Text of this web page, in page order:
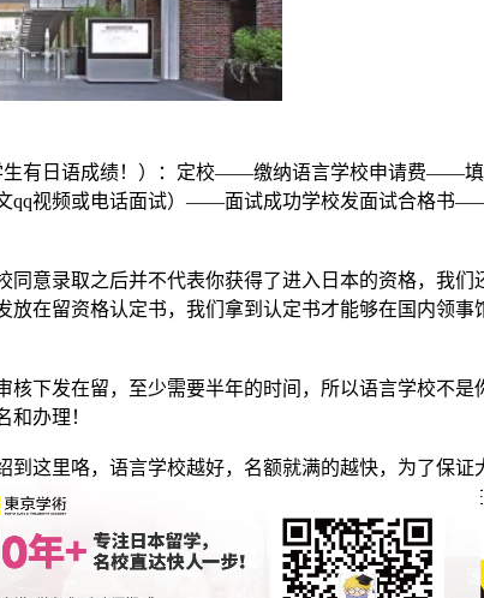
有日语成绩！）：定校——缴纳语言学校申请费——
qq视频或电话面试）——面试成功学校发面试合格书
意录取之后并不代表你获得了进入日本的资格，我们
在留资格认定书，我们拿到认定书才能够在国内领事
下发在留，至少需要半年的时间，所以语言学校不是
办理！
这里咯，语言学校越好，名额就满的越快，为了保证
月以及23年语言学校的入学名额哦！还有其他问题可